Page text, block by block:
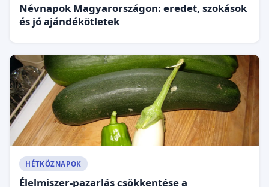
Névnapok Magyarországon: eredet, szokások
és jó ajándékötletek
HÉTKÖZNAPOK
Élelmiszer-pazarlás csökkentése a